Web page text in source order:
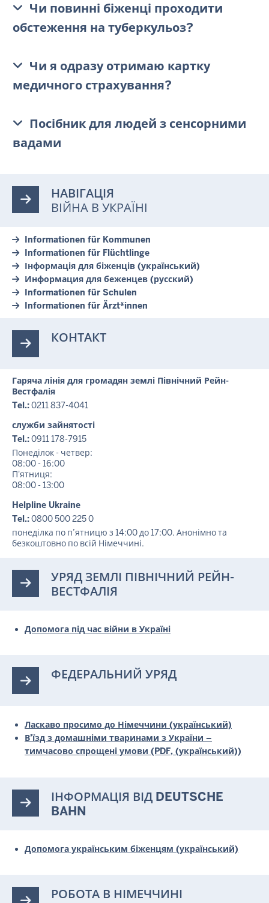
Чи повинні біженці проходити
обстеження на туберкульоз?
Чи я одразу отримаю картку
медичного страхування?
Посібник для людей з сенсорними
вадами
НАВІГАЦІЯ
ВІЙНА В УКРАЇНІ
Informationen für Kommunen
Informationen für Flüchtlinge
Інформація для біженців (український)
Информация для беженцев (русский)
Informationen für Schulen
Informationen für Ärzt*innen
КОНТАКТ
Гаряча лінія для громадян землі Північний Рейн-
Вестфалія
Tel.:0211 837-4041
служби зайнятості
Tel.:0911 178-7915
Понеділок - четвер:
08:00 - 16:00
П'ятниця:
08:00 - 13:00
Helpline Ukraine
Tel.:0800 500 225 0
понеділка по п’ятницю з 14:00 до 17:00. Анонімно та
безкоштовно по всій Німеччині.
УРЯД ЗЕМЛІ ПІВНІЧНИЙ РЕЙН-
ВЕСТФАЛІЯ
Допомога під час війни в Україні
ФЕДЕРАЛЬНИЙ УРЯД
Ласкаво просимо до Німеччини (український)
В’їзд з домашніми тваринами з України –
тимчасово спрощені умови (PDF, (український))
ІНФОРМАЦІЯ ВІД DEUTSCHE
BAHN
Допомога українським біженцям (український)
РОБОТА В НІМЕЧЧИНІ